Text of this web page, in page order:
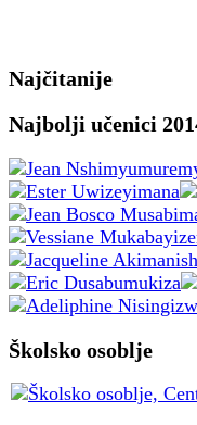
Najčitanije
Najbolji učenici
Školsko osoblje